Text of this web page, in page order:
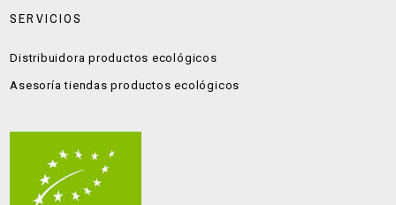
SERVICIOS
Distribuidora productos ecológicos
Asesoría tiendas productos ecológicos